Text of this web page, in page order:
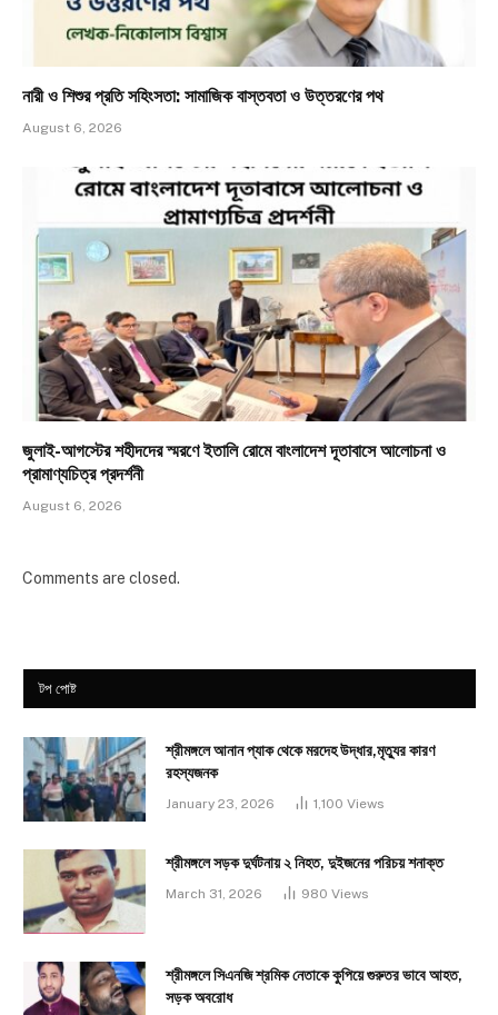
নারী ও শিশুর প্রতি সহিংসতা: সামাজিক বাস্তবতা ও উত্তরণের পথ
August 6, 2026
জুলাই-আগস্টের শহীদদের স্মরণে ইতালি রোমে বাংলাদেশ দূতাবাসে আলোচনা ও
প্রামাণ্যচিত্র প্রদর্শনী
August 6, 2026
Comments are closed.
টপ পোষ্ট
শ্রীমঙ্গলে আনান প্যাক থেকে মরদেহ উদ্ধার,মৃত্যুর কারণ
রহস্যজনক
January 23, 2026 1,100 Views
শ্রীমঙ্গলে সড়ক দুর্ঘটনায় ২ নিহত, দুইজনের পরিচয় শনাক্ত
March 31, 2026 980 Views
শ্রীমঙ্গলে সিএনজি শ্রমিক নেতাকে কুপিয়ে গুরুতর ভাবে আহত,
সড়ক অবরোধ